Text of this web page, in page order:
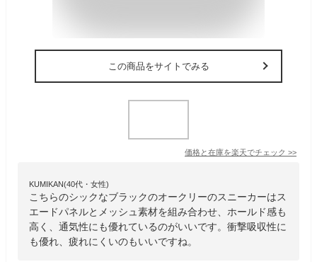
この商品をサイトでみる
価格と在庫を楽天でチェック >>
KUMIKAN(40代・女性)
こちらのシックなブラックのオークリーのスニーカーはス
エードパネルとメッシュ素材を組み合わせ、ホールド感も
高く、通気性にも優れているのがいいです。衝撃吸収性に
も優れ、疲れにくいのもいいですね。